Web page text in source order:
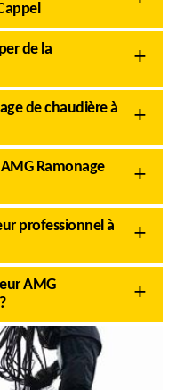
de la
de chaudière à
Ramonage
professionnel à
AMG